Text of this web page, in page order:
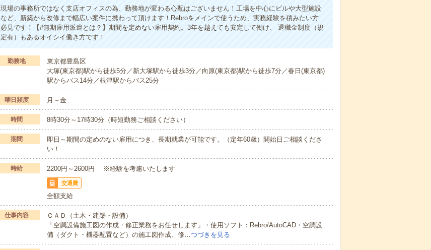
現場の事務所ではなく支店オフィスの為、勤務地が変わる心配はございません！工場を中心にビルや大型施設
など、新築から改修まで幅広い案件に携わって頂けます！Rebroをメインで使うため、実務経験を積みたい方
必見です！【#無期雇用派遣とは？】期間を定めない雇用契約。3年を越えても安定して働け、 退職金制度（規
定有）もあるオイシイ働き方です！
勤務地
東京都豊島区
大塚(東京都)駅から徒歩5分／新大塚駅から徒歩3分／向原(東京都)駅から徒歩7分／春日(東京都)
駅からバス14分／根津駅からバス25分
曜日頻度 月～金
時間 8時30分～17時30分（時短勤務ご相談ください）
期間
即日～期間の定めのない雇用につき、長期就業が可能です。（定年60歳）開始日ご相談くださ
い！
時給 2200円～2600円 ※経験を考慮いたします
交通費
全額支給
仕事内容
ＣＡＤ（土木・建築・設備）
「空調設備施工図の作成・修正業務をお任せします」・使用ソフト：Rebro/AutoCAD・空調設
備（ダクト・機器配置など）の施工図作成、修…つづきを見る